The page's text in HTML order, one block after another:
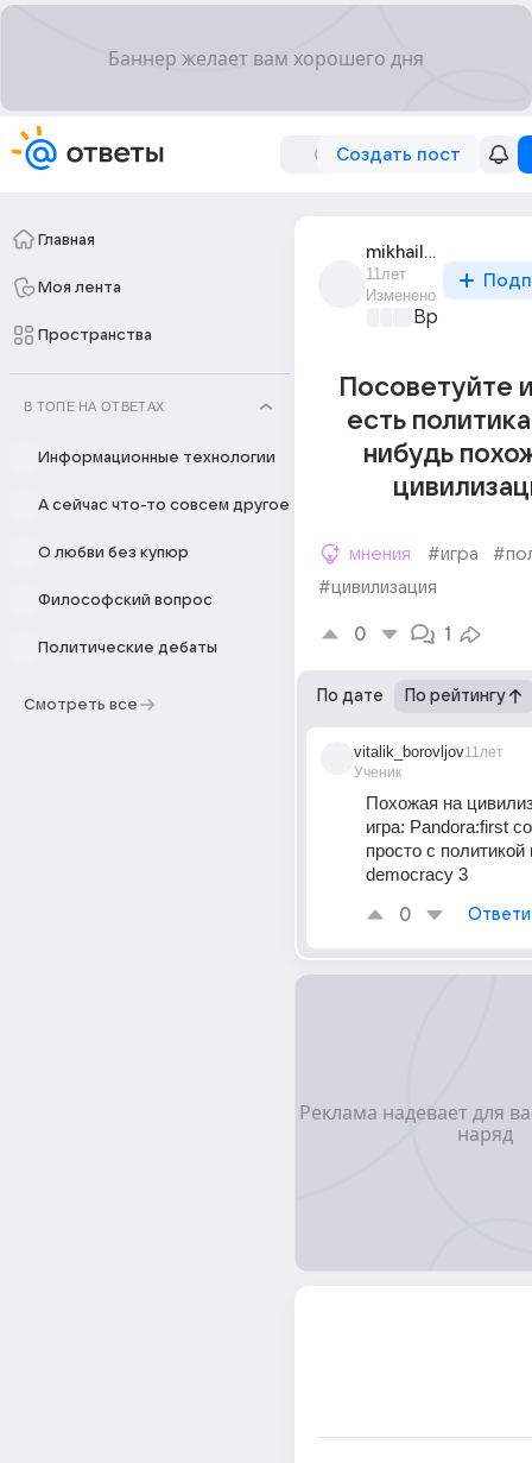
Создать пост
Главная
Моя лента
Пространства
В ТОПЕ НА ОТВЕТАХ
Информационные технологии
А сейчас что-то совсем другое
О любви без купюр
Философский вопрос
Политические дебаты
Смотреть все
mikhail_agutin_7
11лет
Изменено
Время игр
Посоветуйте
есть
нибудь
мнения #игра
#цивилизация
0 1
По дате По рейтингу
vitalik_borovljov
Ученик
11лет
Похожая на
игра: Pandora:first
просто с политикой
democracy 3
0